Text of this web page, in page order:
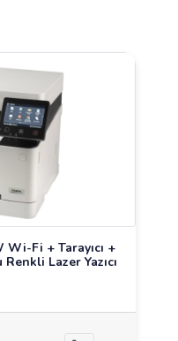
Wi-Fi + Tarayıcı +
Lazer Yazıcı